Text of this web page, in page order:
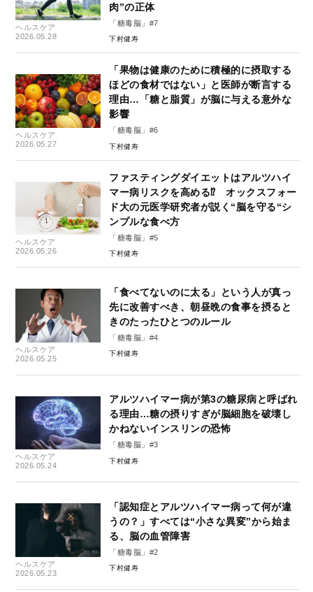
ヘルスケア
2026.05.28
肉”の正体
「糖毒脳」#7
下村健寿
ヘルスケア
2026.05.27
「果物は健康のために積極的に摂取する
ほどの食材ではない」と医師が断言する
理由…「糖と脂質」が脳に与える意外な
影響
「糖毒脳」#6
下村健寿
ヘルスケア
2026.05.26
ファスティングダイエットはアルツハイ
マー病リスクを高める⁉︎ オックスフォー
ド大の元医学研究者が説く“脳を守る“シ
ンプルな食べ方
「糖毒脳」#5
下村健寿
ヘルスケア
2026.05.25
「食べてないのに太る」という人が真っ
先に改善すべき、朝昼晩の食事を摂ると
きのたったひとつのルール
「糖毒脳」#4
下村健寿
ヘルスケア
2026.05.24
アルツハイマー病が第3の糖尿病と呼ばれ
る理由…糖の摂りすぎが脳細胞を破壊し
かねないインスリンの恐怖
「糖毒脳」#3
下村健寿
ヘルスケア
2026.05.23
「認知症とアルツハイマー病って何が違
うの？」すべては“小さな異変”から始ま
る、脳の血管障害
「糖毒脳」#2
下村健寿